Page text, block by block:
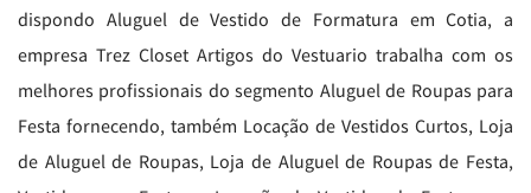
dispondo Aluguel de Vestido de Formatura em Cotia, a
empresa Trez Closet Artigos do Vestuario trabalha com os
melhores profissionais do segmento Aluguel de Roupas para
Festa fornecendo, também Locação de Vestidos Curtos, Loja
de Aluguel de Roupas, Loja de Aluguel de Roupas de Festa,